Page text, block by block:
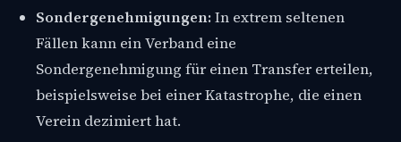
Sondergenehmigungen:In extrem seltenen
Fällen kann ein Verband eine
Sondergenehmigung für einen Transfer erteilen,
beispielsweise bei einer Katastrophe, die einen
Verein dezimiert hat.